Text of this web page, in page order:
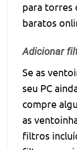
para torres
baratos
Adicionar
Se as
seu PC
compre
as
filtros